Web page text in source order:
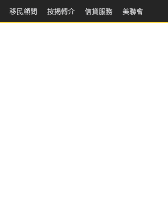
移民顧問 按揭轉介 信貸服務 美聯會